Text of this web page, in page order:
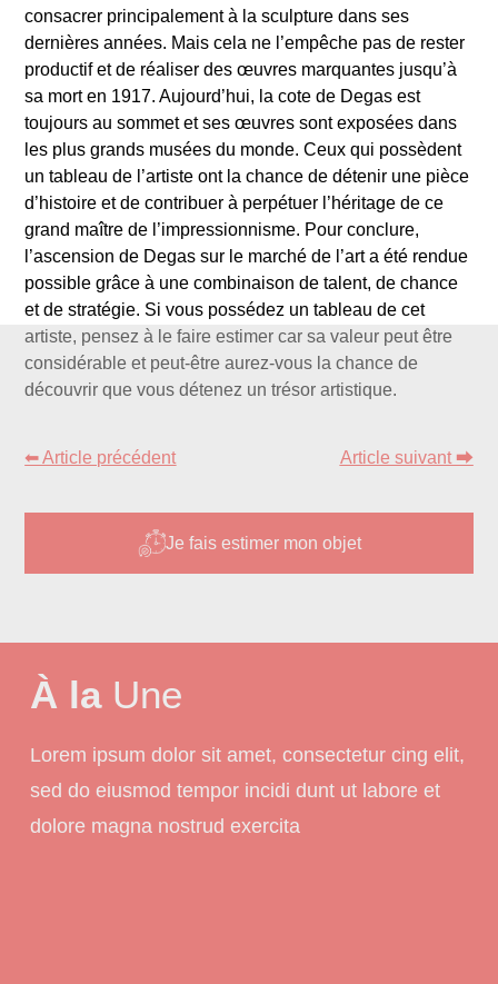
consacrer principalement à la sculpture dans ses
dernières années. Mais cela ne l’empêche pas de rester
productif et de réaliser des œuvres marquantes jusqu’à
sa mort en 1917. Aujourd’hui, la cote de Degas est
toujours au sommet et ses œuvres sont exposées dans
les plus grands musées du monde. Ceux qui possèdent
un tableau de l’artiste ont la chance de détenir une pièce
d’histoire et de contribuer à perpétuer l’héritage de ce
grand maître de l’impressionnisme. Pour conclure,
l’ascension de Degas sur le marché de l’art a été rendue
possible grâce à une combinaison de talent, de chance
et de stratégie. Si vous possédez un tableau de cet
artiste, pensez à le faire estimer car sa valeur peut être
considérable et peut-être aurez-vous la chance de
découvrir que vous détenez un trésor artistique.
⬅ Article précédent Article suivant ⮕
Je fais estimer mon objet
À laUne
Lorem ipsum dolor sit amet, consectetur cing elit,
sed do eiusmod tempor incidi dunt ut labore et
dolore magna nostrud exercita